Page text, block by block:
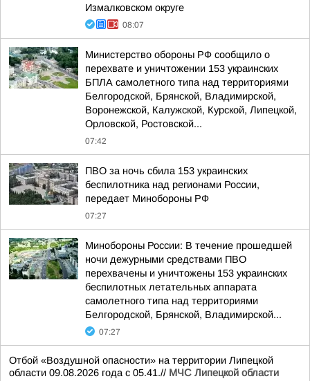
Измалковском округе
08:07
Министерство обороны РФ сообщило о
перехвате и уничтожении 153 украинских
БПЛА самолетного типа над территориями
Белгородской, Брянской, Владимирской,
Воронежской, Калужской, Курской, Липецкой,
Орловской, Ростовской...
07:42
ПВО за ночь сбила 153 украинских
беспилотника над регионами России,
передает Минобороны РФ
07:27
Минобороны России: В течение прошедшей
ночи дежурными средствами ПВО
перехвачены и уничтожены 153 украинских
беспилотных летательных аппарата
самолетного типа над территориями
Белгородской, Брянской, Владимирской...
07:27
Отбой «Воздушной опасности» на территории Липецкой
области 09.08.2026 года с 05.41.// МЧС Липецкой области